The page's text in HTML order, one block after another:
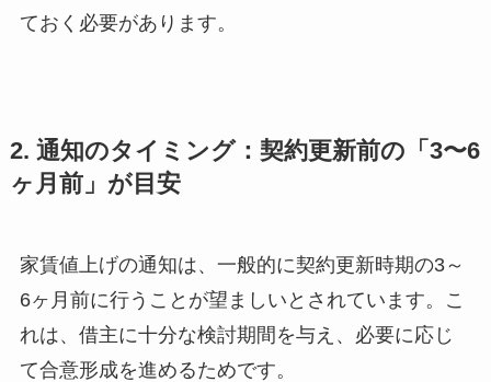
ておく必要があります。
2. 通知のタイミング：契約更新前の「3〜6
ヶ月前」が目安
家賃値上げの通知は、一般的に契約更新時期の3～
6ヶ月前に行うことが望ましいとされています。こ
れは、借主に十分な検討期間を与え、必要に応じ
て合意形成を進めるためです。